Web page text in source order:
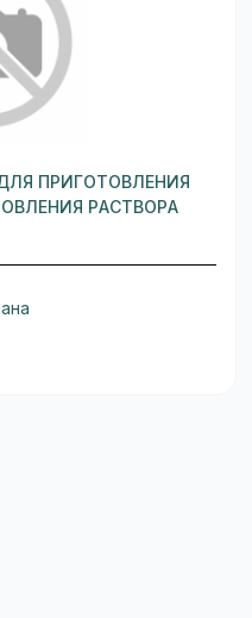
ПРИГОТОВЛЕНИЯ
РАСТВОРА